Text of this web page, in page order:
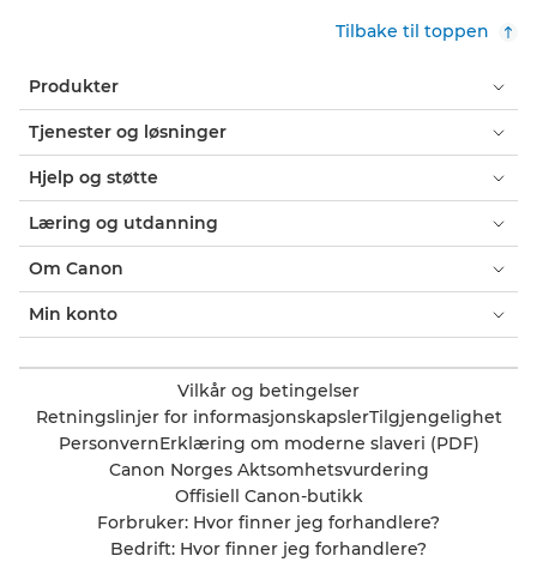
Tilbake til toppen
Produkter
Tjenester og løsninger
Hjelp og støtte
Læring og utdanning
Om Canon
Min konto
Vilkår og betingelser
Retningslinjer for informasjonskapslerTilgjengelighet
PersonvernErklæring om moderne slaveri (PDF)
Canon Norges Aktsomhetsvurdering
Offisiell Canon-butikk
Forbruker: Hvor finner jeg forhandlere?
Bedrift: Hvor finner jeg forhandlere?